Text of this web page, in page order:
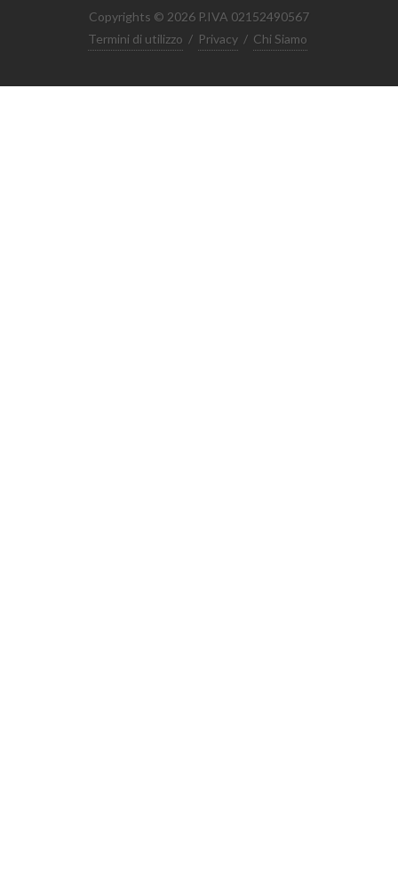
Copyrights © 2026 P.IVA 02152490567
Termini di utilizzo / Privacy / Chi Siamo